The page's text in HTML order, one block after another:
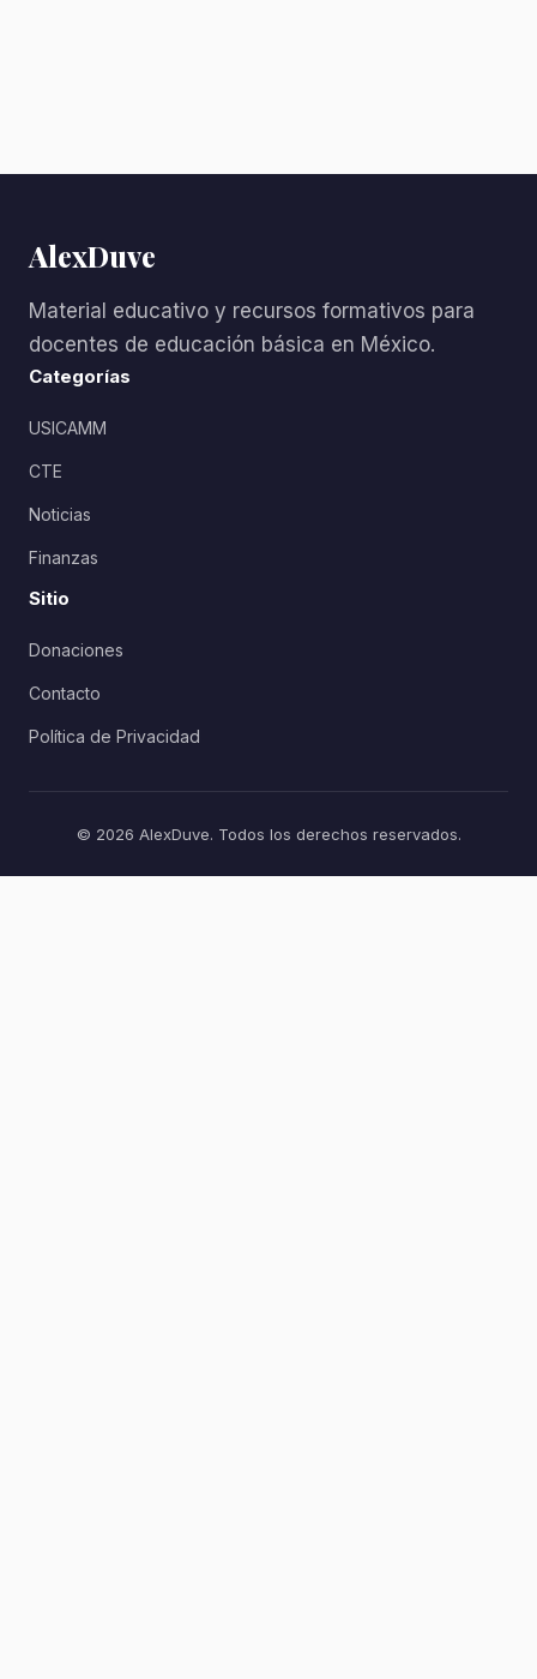
AlexDuve
Material educativo y recursos formativos para
docentes de educación básica en México.
Categorías
USICAMM
CTE
Noticias
Finanzas
Sitio
Donaciones
Contacto
Política de Privacidad
© 2026 AlexDuve. Todos los derechos reservados.